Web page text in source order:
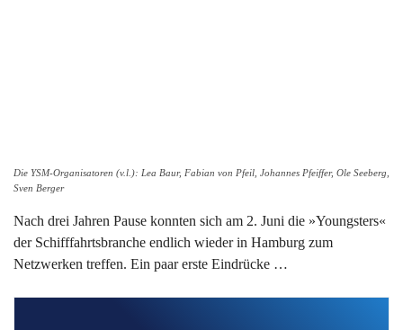
Die YSM-Organisatoren (v.l.): Lea Baur, Fabian von Pfeil, Johannes Pfeiffer, Ole Seeberg,
Sven Berger
Nach drei Jahren Pause konnten sich am 2. Juni die »Youngsters«
der Schifffahrtsbranche endlich wieder in Hamburg zum
Netzwerken treffen. Ein paar erste Eindrücke …